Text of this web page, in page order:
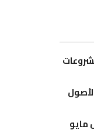
17.5% خلال مايو